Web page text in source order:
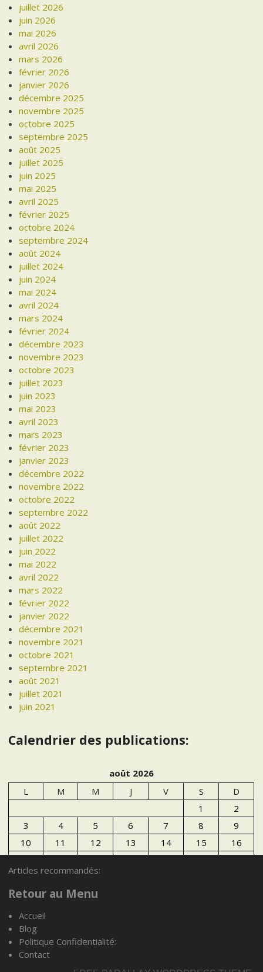
juillet 2026
juin 2026
mai 2026
avril 2026
mars 2026
février 2026
janvier 2026
décembre 2025
novembre 2025
octobre 2025
septembre 2025
août 2025
juillet 2025
juin 2025
mai 2025
avril 2025
février 2025
octobre 2024
septembre 2024
août 2024
juillet 2024
juin 2024
mai 2024
avril 2024
mars 2024
février 2024
décembre 2023
novembre 2023
octobre 2023
juillet 2023
juin 2023
mai 2023
avril 2023
mars 2023
février 2023
janvier 2023
décembre 2022
novembre 2022
octobre 2022
septembre 2022
août 2022
juillet 2022
juin 2022
mai 2022
avril 2022
mars 2022
février 2022
janvier 2022
décembre 2021
novembre 2021
octobre 2021
septembre 2021
août 2021
juillet 2021
juin 2021
Calendrier des publications:
août 2026
L
M M J V S
D
1
2
3
4 5 6 7 8
9
10
11 12 13 14 15
16
24
25 26
31
Articles recommandés:
Articles recommandés:
Retour au Menu
Accueil
Blog
Politique Confidentialité:
Contact